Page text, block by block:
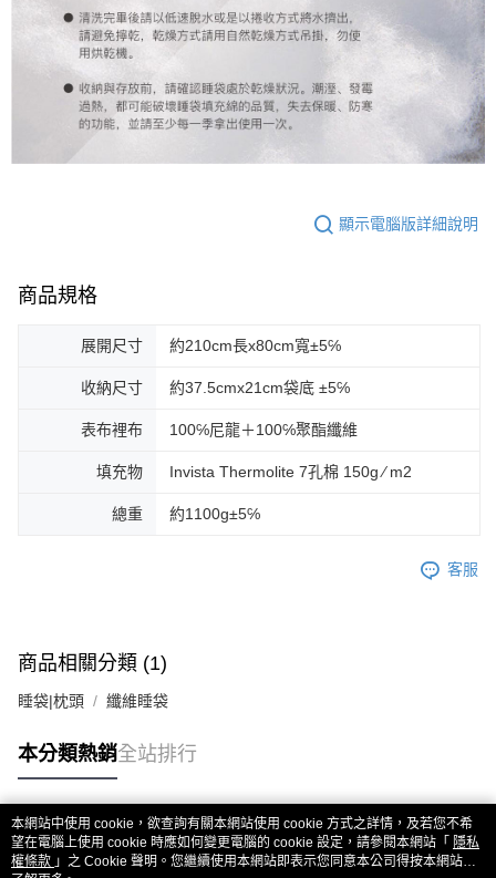
顯示電腦版詳細說明
商品規格
展開尺寸 約210cm長x80cm寬±5℅
收納尺寸 約37.5cmx21cm袋底 ±5℅
表布裡布 100℅尼龍＋100℅聚酯纖維
填充物 Invista Thermolite 7孔棉 150g ∕ m2
總重 約1100g±5℅
客服
商品相關分類 (1)
睡袋|枕頭 纖維睡袋
本分類熱銷全站排行
熱門標籤
本網站中使用 cookie，欲查詢有關本網站使用 cookie 方式之詳情，及若您不希
望在電腦上使用 cookie 時應如何變更電腦的 cookie 設定，請參閱本網站「 隱私
權條款 」之 Cookie 聲明。您繼續使用本網站即表示您同意本公司得按本網站使